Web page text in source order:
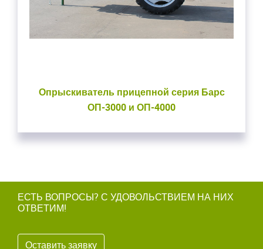
Опрыскиватель прицепной серия Барс
ОП-3000 и ОП-4000
ЕСТЬ ВОПРОСЫ? С УДОВОЛЬСТВИЕМ НА НИХ
ОТВЕТИМ!
Оставить заявку